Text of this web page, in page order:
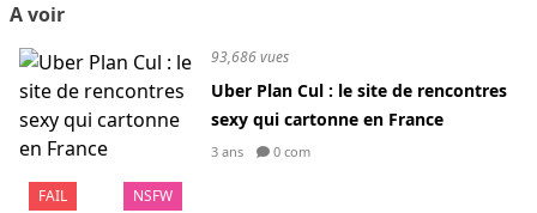
A voir
FAIL NSFW
93,686 vues
Uber Plan Cul : le site de rencontres
sexy qui cartonne en France
3 ans 0 com